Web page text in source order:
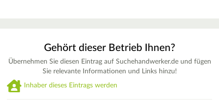
Gehört dieser Betrieb Ihnen?
Übernehmen Sie diesen Eintrag auf Suchehandwerker.de und fügen
Sie relevante Informationen und Links hinzu!
Inhaber dieses Eintrags werden